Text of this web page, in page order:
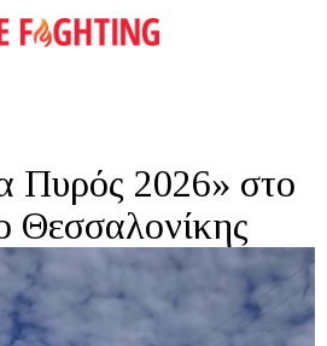
Πυρός 2026» στο
Θεσσαλονίκης